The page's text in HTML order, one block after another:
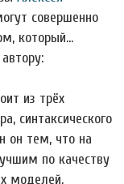
совершенно
который…
из трёх
синтаксического
он тем, что на
по качеству
моделей,